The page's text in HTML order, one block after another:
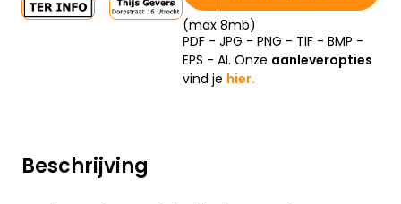
Beschrijving
(max 8mb)
PDF - JPG - PNG - TIF - BMP -
EPS - AI. Onze aanleveropties
vind je hier.